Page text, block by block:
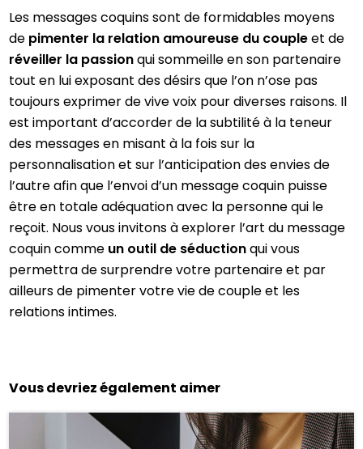
Les messages coquins sont de formidables moyens
de pimenter la relation amoureuse du coupleet de
réveiller la passionqui sommeille en son partenaire
tout en lui exposant des désirs que l’on n’ose pas
toujours exprimer de vive voix pour diverses raisons. Il
est important d’accorder de la subtilité à la teneur
des messages en misant à la fois sur la
personnalisation et sur l’anticipation des envies de
l’autre afin que l’envoi d’un message coquin puisse
être en totale adéquation avec la personne qui le
reçoit. Nous vous invitons à explorer l’art du message
coquin comme un outil de séductionqui vous
permettra de surprendre votre partenaire et par
ailleurs de pimenter votre vie de couple et les
relations intimes.
Vous devriez également aimer